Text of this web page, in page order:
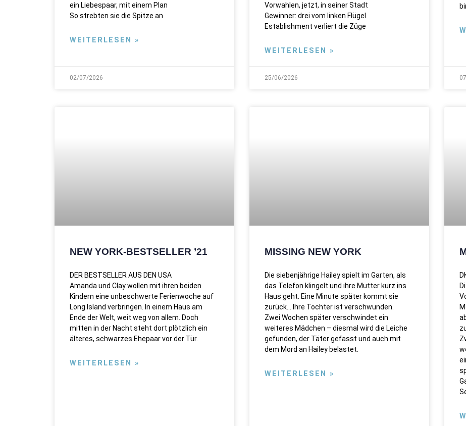
ein Liebespaar, mit einem Plan
So strebten sie die Spitze an
WEITERLESEN »
02/07/2026
Vorwahlen, jetzt, in seiner Stadt
Gewinner: drei vom linken Flügel
Establishment verliert die Züge
WEITERLESEN »
25/06/2026
NEW YORK-BESTSELLER ’21
DER BESTSELLER AUS DEN USA
Amanda und Clay wollen mit ihren beiden
Kindern eine unbeschwerte Ferienwoche auf
Long Island verbringen. In einem Haus am
Ende der Welt, weit weg von allem. Doch
mitten in der Nacht steht dort plötzlich ein
älteres, schwarzes Ehepaar vor der Tür.
WEITERLESEN »
MISSING NEW YORK
Die siebenjährige Hailey spielt im Garten, als
das Telefon klingelt und ihre Mutter kurz ins
Haus geht. Eine Minute später kommt sie
zurück… Ihre Tochter ist verschwunden.
Zwei Wochen später verschwindet ein
weiteres Mädchen – diesmal wird die Leiche
gefunden, der Täter gefasst und auch mit
dem Mord an Hailey belastet.
WEITERLESEN »